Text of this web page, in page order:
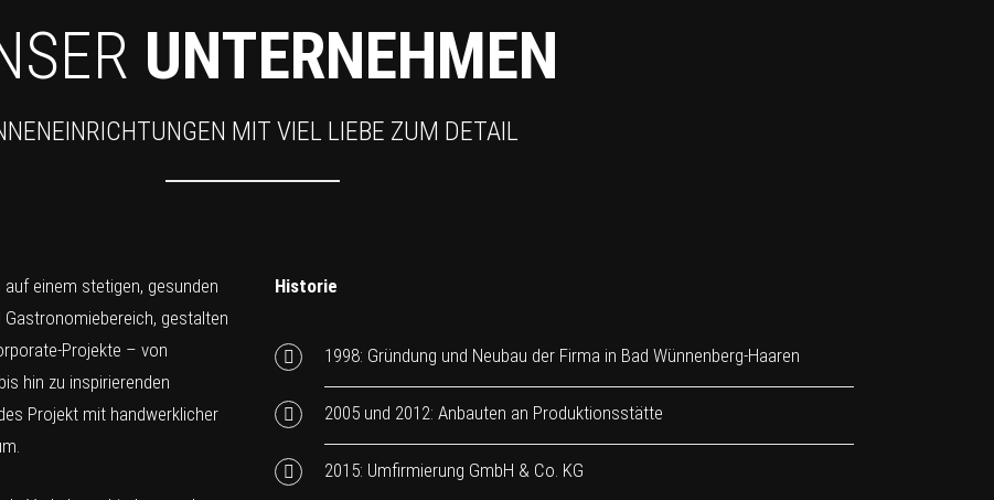
UNTERNEHMEN
MIT VIEL LIEBE ZUM DETAIL
einem stetigen, gesunden
gestalten
Projekte – von
hin zu inspirierenden
Projekt mit handwerklicher
Historie
1998: Gründung und Neubau der Firma in Bad Wünnenberg-Haaren
2005 und 2012: Anbauten an Produktionsstätte
2015: Umfirmierung GmbH & Co. KG